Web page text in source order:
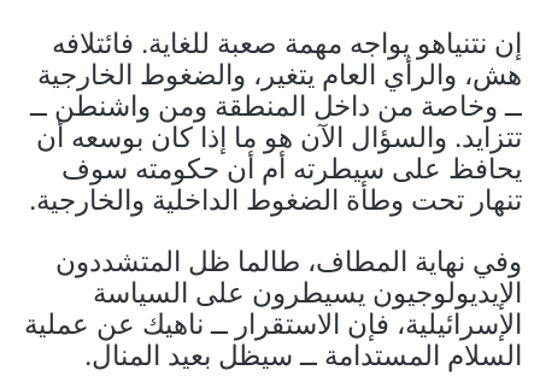
إن نتنياهو يواجه مهمة صعبة للغاية. فائتلافه
هش، والرأي العام يتغير، والضغوط الخارجية
ــ وخاصة من داخل المنطقة ومن واشنطن ــ
تتزايد. والسؤال الآن هو ما إذا كان بوسعه أن
يحافظ على سيطرته أم أن حكومته سوف
تنهار تحت وطأة الضغوط الداخلية والخارجية.
وفي نهاية المطاف، طالما ظل المتشددون
الإيديولوجيون يسيطرون على السياسة
الإسرائيلية، فإن الاستقرار ــ ناهيك عن عملية
السلام المستدامة ــ سيظل بعيد المنال.